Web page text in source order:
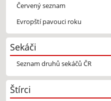
Červený seznam
Evropští pavouci roku
Sekáči
Seznam druhů sekáčů ČR
Štírci